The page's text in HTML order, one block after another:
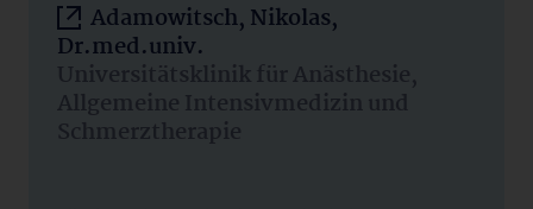
Adamowitsch, Nikolas,
Dr.med.univ.
Universitätsklinik für Anästhesie,
Allgemeine Intensivmedizin und
Schmerztherapie